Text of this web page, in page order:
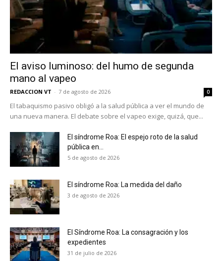
El aviso luminoso: del humo de segunda
mano al vapeo
REDACCION VT - 7 de agosto de 2026 0
El tabaquismo pasivo obligó a la salud pública a ver el mundo de
una nueva manera. El debate sobre el vapeo exige, quizá, que...
El síndrome Roa: El espejo roto de la salud
pública en...
5 de agosto de 2026
El síndrome Roa: La medida del daño
3 de agosto de 2026
El Síndrome Roa: La consagración y los
expedientes
31 de julio de 2026